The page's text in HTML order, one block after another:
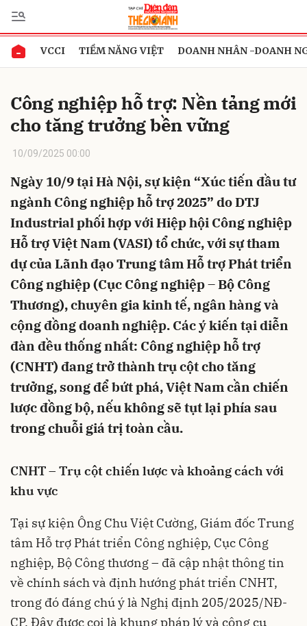
VCCI TIỀM NĂNG VIỆT DOANH NHÂN -DOANH
Công nghiệp hỗ trợ: Nền tảng mới
cho tăng trưởng bền vững
10/09/2025 00:00
Ngày 10/9 tại Hà Nội, sự kiện “Xúc tiến đầu tư
ngành Công nghiệp hỗ trợ 2025” do DTJ
Industrial phối hợp với Hiệp hội Công nghiệp
Hỗ trợ Việt Nam (VASI) tổ chức, với sự tham
dự của Lãnh đạo Trung tâm Hỗ trợ Phát triển
Công nghiệp (Cục Công nghiệp – Bộ Công
Thương), chuyên gia kinh tế, ngân hàng và
cộng đồng doanh nghiệp. Các ý kiến tại diễn
đàn đều thống nhất: Công nghiệp hỗ trợ
(CNHT) đang trở thành trụ cột cho tăng
trưởng, song để bứt phá, Việt Nam cần chiến
lược đồng bộ, nếu không sẽ tụt lại phía sau
trong chuỗi giá trị toàn cầu.
CNHT – Trụ cột chiến lược và khoảng cách với
khu vực
Tại sự kiện Ông Chu Việt Cường, Giám đốc Trung
tâm Hỗ trợ Phát triển Công nghiệp, Cục Công
nghiệp, Bộ Công thương – đã cập nhật thông tin
về chính sách và định hướng phát triển CNHT,
trong đó đáng chú ý là Nghị định 205/2025/NĐ-
CP. Đây được coi là khung pháp lý và công cụ
Gửi bình luận
Hủy